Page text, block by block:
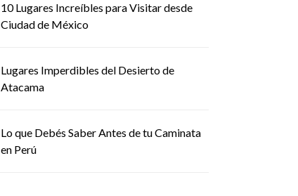
10 Lugares Increíbles para Visitar desde
Ciudad de México
Lugares Imperdibles del Desierto de
Atacama
Lo que Debés Saber Antes de tu Caminata
en Perú